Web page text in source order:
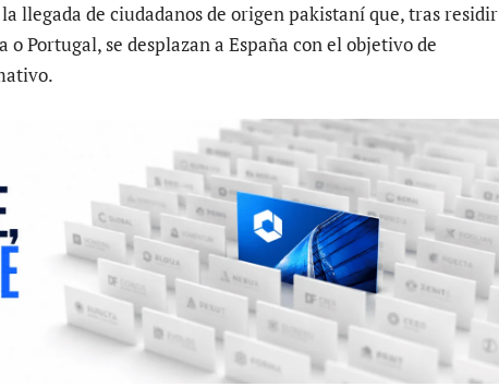
llegada de ciudadanos de origen pakistaní que, tras residir
o Portugal, se desplazan a España con el objetivo de